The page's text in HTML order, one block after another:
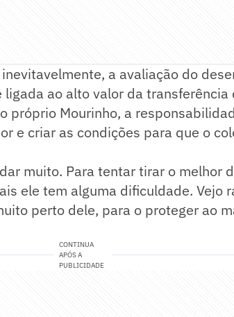
a avaliação do
ao alto valor da transferência
próprio Mourinho, a
e criar as condições para que o
muito. Para tentar tirar o melhor
ele tem alguma dificuldade. Vejo
perto dele, para o proteger ao
CONTINUA
APÓS A
PUBLICIDADE